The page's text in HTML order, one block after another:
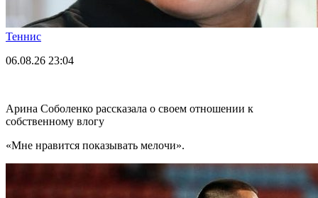
Теннис
06.08.26 23:04
Арина Соболенко рассказала о своем отношении к
собственному влогу
«Мне нравится показывать мелочи».